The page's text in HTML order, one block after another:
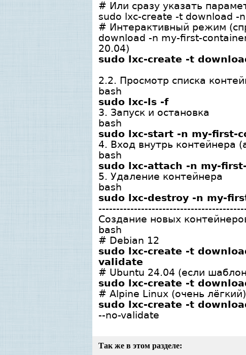
# Или сразу указать
sudo lxc-create -t download -
# Интерактивный режим
download -n my-first-
20.04)
sudo lxc-create -t
2.2. Просмотр списка
bash
sudo lxc-ls -f
3. Запуск и остановка
bash
sudo lxc-start -n my-first-
4. Вход внутрь контейнера
bash
sudo lxc-attach -n my-
5. Удаление контейнера
bash
sudo lxc-destroy -n my-
Создание новых
bash
# Debian 12
sudo lxc-create -t
validate
# Ubuntu 24.04 (если
sudo lxc-create -t
# Alpine Linux (очень лёгкий)
sudo lxc-create -t
--no-validate
Так же в этом разделе: